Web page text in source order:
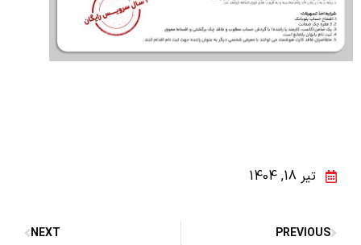
تیر 18, 1404
PREVIOUS
NEXT